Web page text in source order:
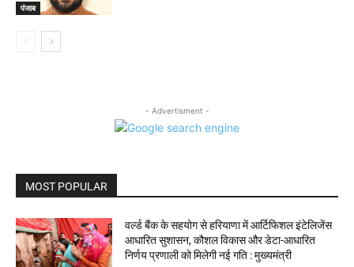
पंजाब
- Advertisment -
MOST POPULAR
वर्ल्ड बैंक के सहयोग से हरियाणा में आर्टिफिशल इंटेलिजेंस
आधारित सुशासन, कौशल विकास और डेटा-आधारित
निर्णय प्रणाली को मिलेगी नई गति : मुख्यमंत्री